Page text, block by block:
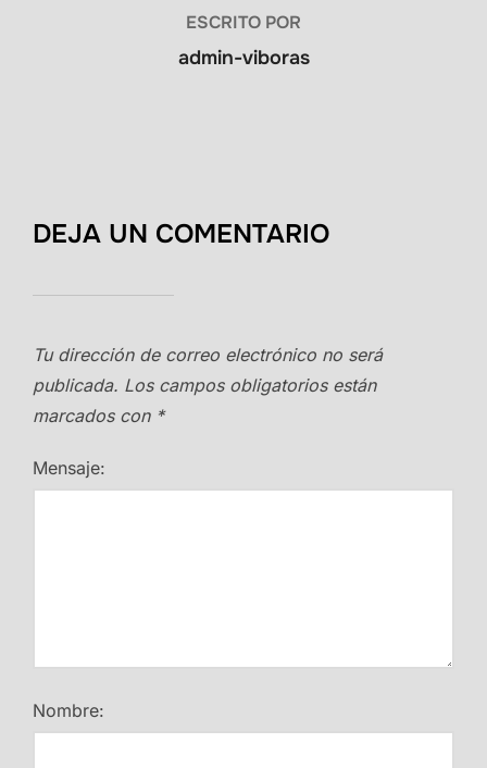
ESCRITO POR
admin-viboras
DEJA UN COMENTARIO
Tu dirección de correo electrónico no será
publicada. Los campos obligatorios están
marcados con *
Mensaje:
Nombre: